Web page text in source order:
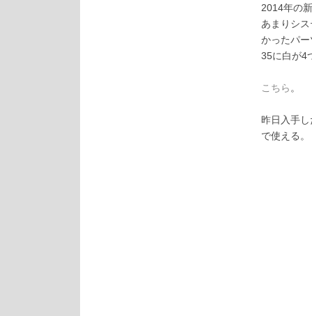
2014年の
あまりシ
かったパ
35に白が4
こちら 。
昨日入手
で使える。